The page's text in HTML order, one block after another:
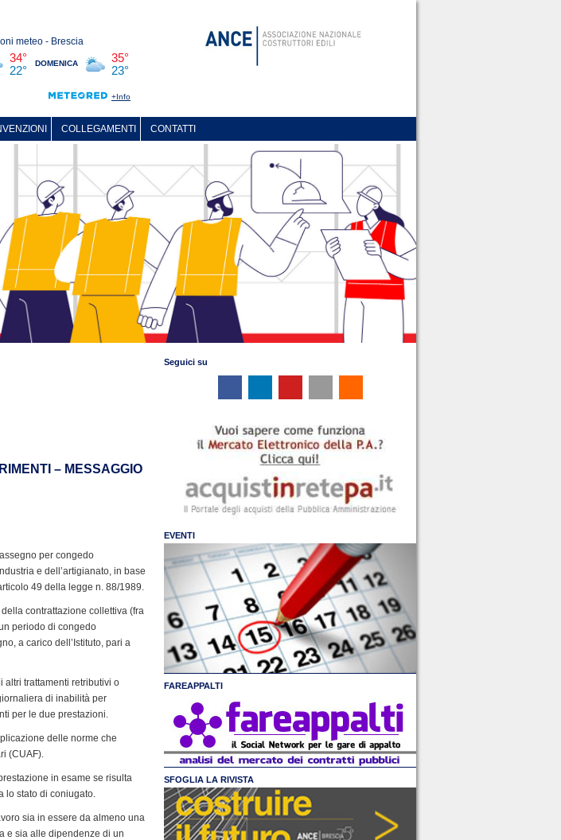
COLLEGAMENTI CONTATTI
– MESSAGGIO
per congedo
e dell’artigianato, in base
49 della legge n. 88/1989.
contrattazione collettiva (fra
periodo di congedo
a carico dell’Istituto, pari a
altri trattamenti retributivi o
di inabilità per
per le due prestazioni.
delle norme che
(CUAF).
in esame se risulta
lo stato di coniugato.
sia in essere da almeno una
e sia alle dipendenze di un
Seguici su
EVENTI
FAREAPPALTI
SFOGLIA LA RIVISTA